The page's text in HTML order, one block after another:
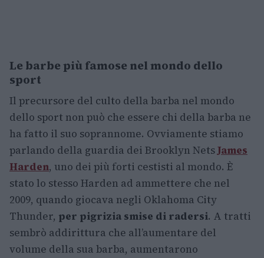
Le barbe più famose nel mondo dello
sport
Il precursore del culto della barba nel mondo
dello sport non può che essere chi della barba ne
ha fatto il suo soprannome. Ovviamente stiamo
parlando della guardia dei Brooklyn NetsJames
Harden, uno dei più forti cestisti al mondo. È
stato lo stesso Harden ad ammettere che nel
2009, quando giocava negli Oklahoma City
Thunder, per pigrizia smise di radersi. A tratti
sembrò addirittura che all’aumentare del
volume della sua barba, aumentarono